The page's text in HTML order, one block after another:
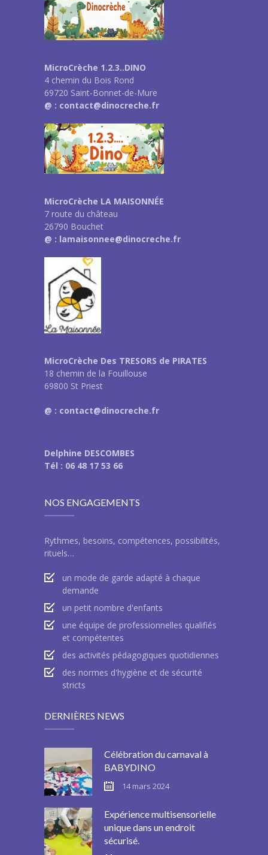
MicroCrèche 1.2.3..DINO
4 chemin du Bois Rond
69720 Saint-Bonnet-de-Mure
@ : contact@dinocreche.fr
MicroCrèche LA MAISONNÉE
7 route du château
26790 Bouchet
@ : lamaisonnee@dinocreche.fr
MicroCrèche Des TRESORS de PIRATES
18 chemin de la Fouillouse
69800 St Priest
@ : contact@dinocreche.fr
Delphine DESCOMBES
Tél : 06 48 17 53 66
NOS ENGAGEMENTS
Rythmes, besoins, compétences, possibilités,
rituels…
un mode de garde adapté à chaque
demande
un petit nombre d'enfants
une équipe de professionnelles qualifiés
et compétentes
des activités pédagogiques quotidiennes
des normes d'hygiène et de sécurité
stricts
DERNIÈRES NEWS
Célébration du carnaval à
BABYDINO
14 mars 2024
Expérience multisensorielle
unique dans un endroit
sécurisé.